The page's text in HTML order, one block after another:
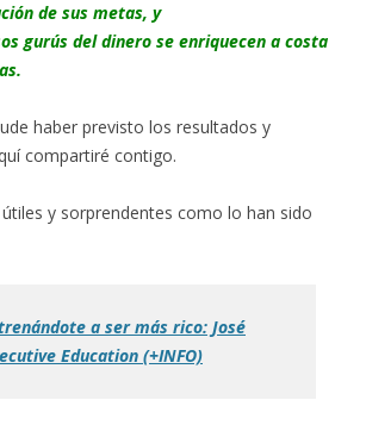
de sus metas, y
gurús del dinero se enriquecen a costa
haber previsto los resultados y
compartiré contigo.
y sorprendentes como lo han sido
a ser más rico: José
Education (+INFO)